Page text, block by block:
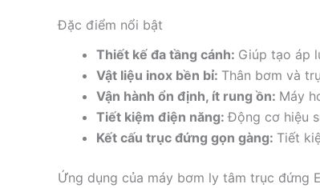
Đặc điểm nổi bật
Thiết kế đa tầng cánh: Giúp tạo áp
Vật liệu inox bền bỉ: Thân bơm và
Vận hành ổn định, ít rung ồn: Máy
Tiết kiệm điện năng:Động cơ hiệu
Kết cấu trục đứng gọn gàng: Tiết
Ứng dụng của máy bơm ly tâm trục đứng